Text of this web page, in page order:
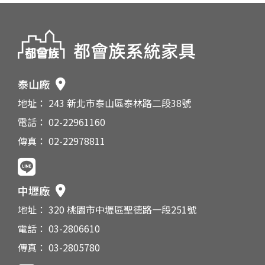
泰山廠
地址： 243 新北市泰山區泰林路二段38號
電話： 02-22961160
傳真： 02-22978811
中壢廠
地址： 320 桃園市中壢區聖德路一段251號
電話： 03-2806610
傳真： 03-2805780